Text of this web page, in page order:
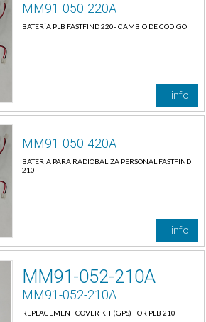
MM91-050-220A
BATERÍA PLB FASTFIND 220- CAMBIO DE CODIGO
+info
MM91-050-420A
BATERIA PARA RADIOBALIZA PERSONAL FASTFIND
210
+info
MM91-052-210A
MM91-052-210A
REPLACEMENT COVER KIT (GPS) FOR PLB 210